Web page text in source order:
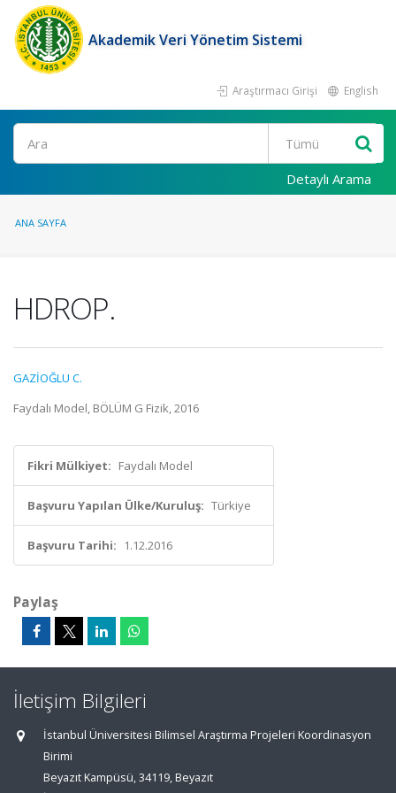
Akademik Veri Yönetim Sistemi
Araştırmacı Girişi English
Ara
Detaylı Arama
ANA SAYFA
HDROP.
GAZİOĞLU C.
Faydalı Model, BÖLÜM G Fizik, 2016
Fikri Mülkiyet: Faydalı Model
Başvuru Yapılan Ülke/Kuruluş: Türkiye
Başvuru Tarihi: 1.12.2016
Paylaş
İletişim Bilgileri
İstanbul Üniversitesi Bilimsel Araştırma Projeleri Koordinasyon
Birimi
Beyazıt Kampüsü, 34119, Beyazıt